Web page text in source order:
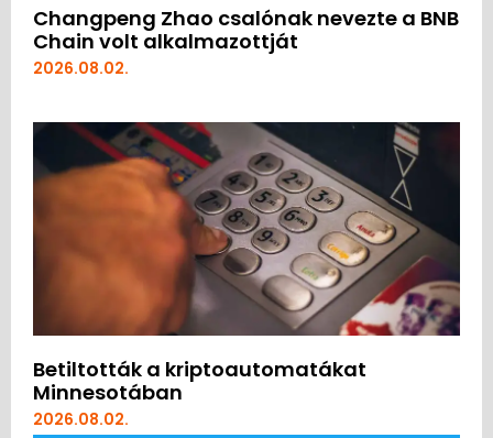
Changpeng Zhao csalónak nevezte a BNB
Chain volt alkalmazottját
2026.08.02.
Betiltották a kriptoautomatákat
Minnesotában
2026.08.02.